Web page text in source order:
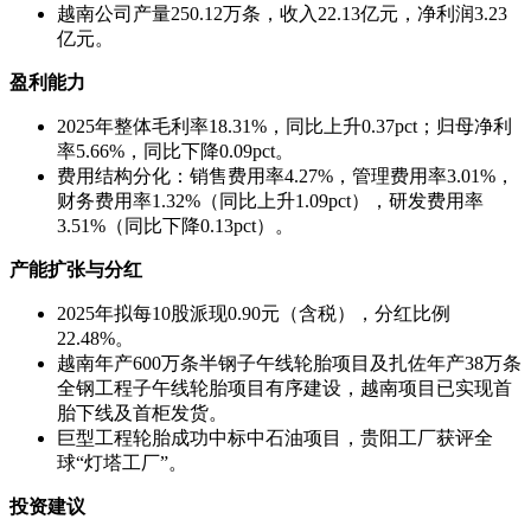
越南公司产量250.12万条，收入22.13亿元，净利润3.23
亿元。
盈利能力
2025年整体毛利率18.31%，同比上升0.37pct；归母净利
率5.66%，同比下降0.09pct。
费用结构分化：销售费用率4.27%，管理费用率3.01%，
财务费用率1.32%（同比上升1.09pct），研发费用率
3.51%（同比下降0.13pct）。
产能扩张与分红
2025年拟每10股派现0.90元（含税），分红比例
22.48%。
越南年产600万条半钢子午线轮胎项目及扎佐年产38万条
全钢工程子午线轮胎项目有序建设，越南项目已实现首
胎下线及首柜发货。
巨型工程轮胎成功中标中石油项目，贵阳工厂获评全
球“灯塔工厂”。
投资建议